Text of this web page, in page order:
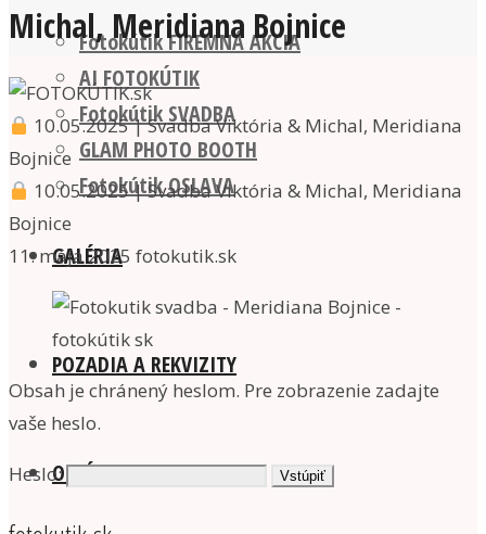
Fotokútik FIREMNÁ AKCIA
AI FOTOKÚTIK
Fotokútik SVADBA
GLAM PHOTO BOOTH
Fotokútik OSLAVA
GALÉRIA
POZADIA A REKVIZITY
O NÁS
Michal, Meridiana Bojnice
10.05.2025 | Svadba Viktória & Michal, Meridiana
Bojnice
10.05.2025 | Svadba Viktória & Michal, Meridiana
Bojnice
11. mája 2025 fotokutik.sk
Obsah je chránený heslom. Pre zobrazenie zadajte
vaše heslo.
Heslo: